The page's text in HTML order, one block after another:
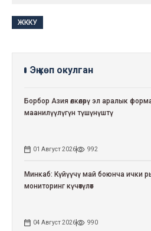
ЖККУ
Эң көп окулган
Борбор Азия өлкөлөрү эл аралык
маанилүүлүгүн түшүнүштү
01 Август 2026 992
Минкаб: Күйүүчү май боюнча ички
мониторинг күчөтүлөт
04 Август 2026 990